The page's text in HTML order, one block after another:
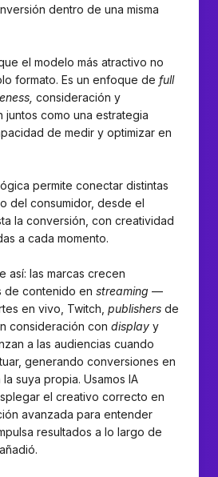
dentro de una misma
el modelo más atractivo no
formato. Es un enfoque de full
consideración y
juntos como una estrategia
de medir y optimizar en
permite conectar distintas
del consumidor, desde el
la conversión, con creatividad
a cada momento.
así: las marcas crecen
de contenido en streaming —
en vivo, Twitch, publishers de
consideración con display y
a las audiencias cuando
generando conversiones en
suya propia. Usamos IA
el creativo correcto en
avanzada para entender
resultados a lo largo de